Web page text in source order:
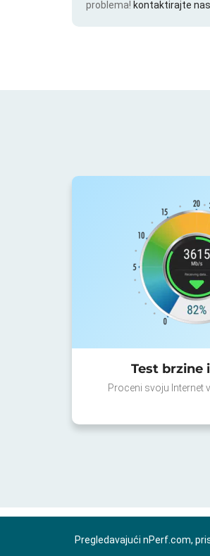
problema! kontaktirajte nas
Test brzine
Proceni svoju Internet
Pregledavajući nPerf.com,